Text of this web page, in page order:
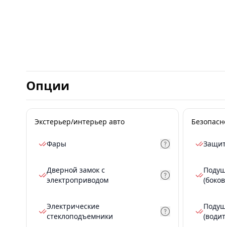
Опции
Экстерьер/интерьер авто
Фары
Дверной замок с
электроприводом
Электрические
стеклоподъемники